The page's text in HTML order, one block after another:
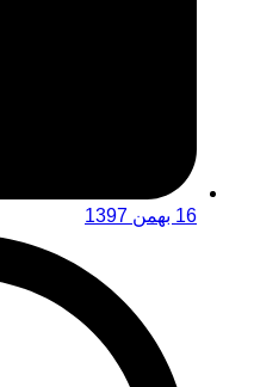
16 بهمن 1397